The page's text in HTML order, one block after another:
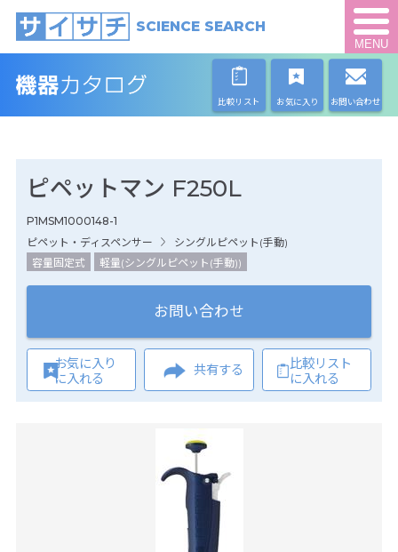
SCIENCE SEARCH
MENU
比較リスト お気に入り お問い合わせ
ピペットマン F250L
P1MSM1000148-1
ピペット・ディスペンサー
シングルピペット(手動)
容量固定式
軽量(シングルピペット(手動))
お問い合わせ
お気に入り
に入れる
共有する
比較リスト
に入れる